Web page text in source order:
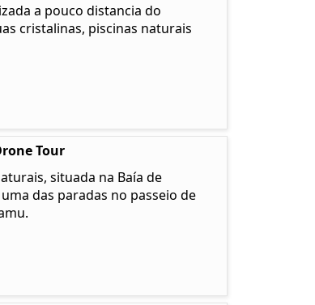
a pouco distancia do
cristalinas, piscinas naturais
Tour
situada na Baía de
das paradas no passeio de